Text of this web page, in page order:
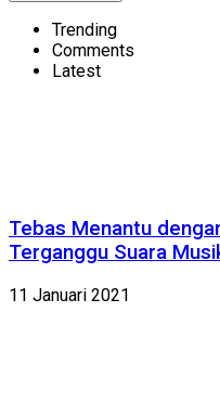
Trending
Comments
Latest
Tebas Menantu
Terganggu Suara
11 Januari 2021